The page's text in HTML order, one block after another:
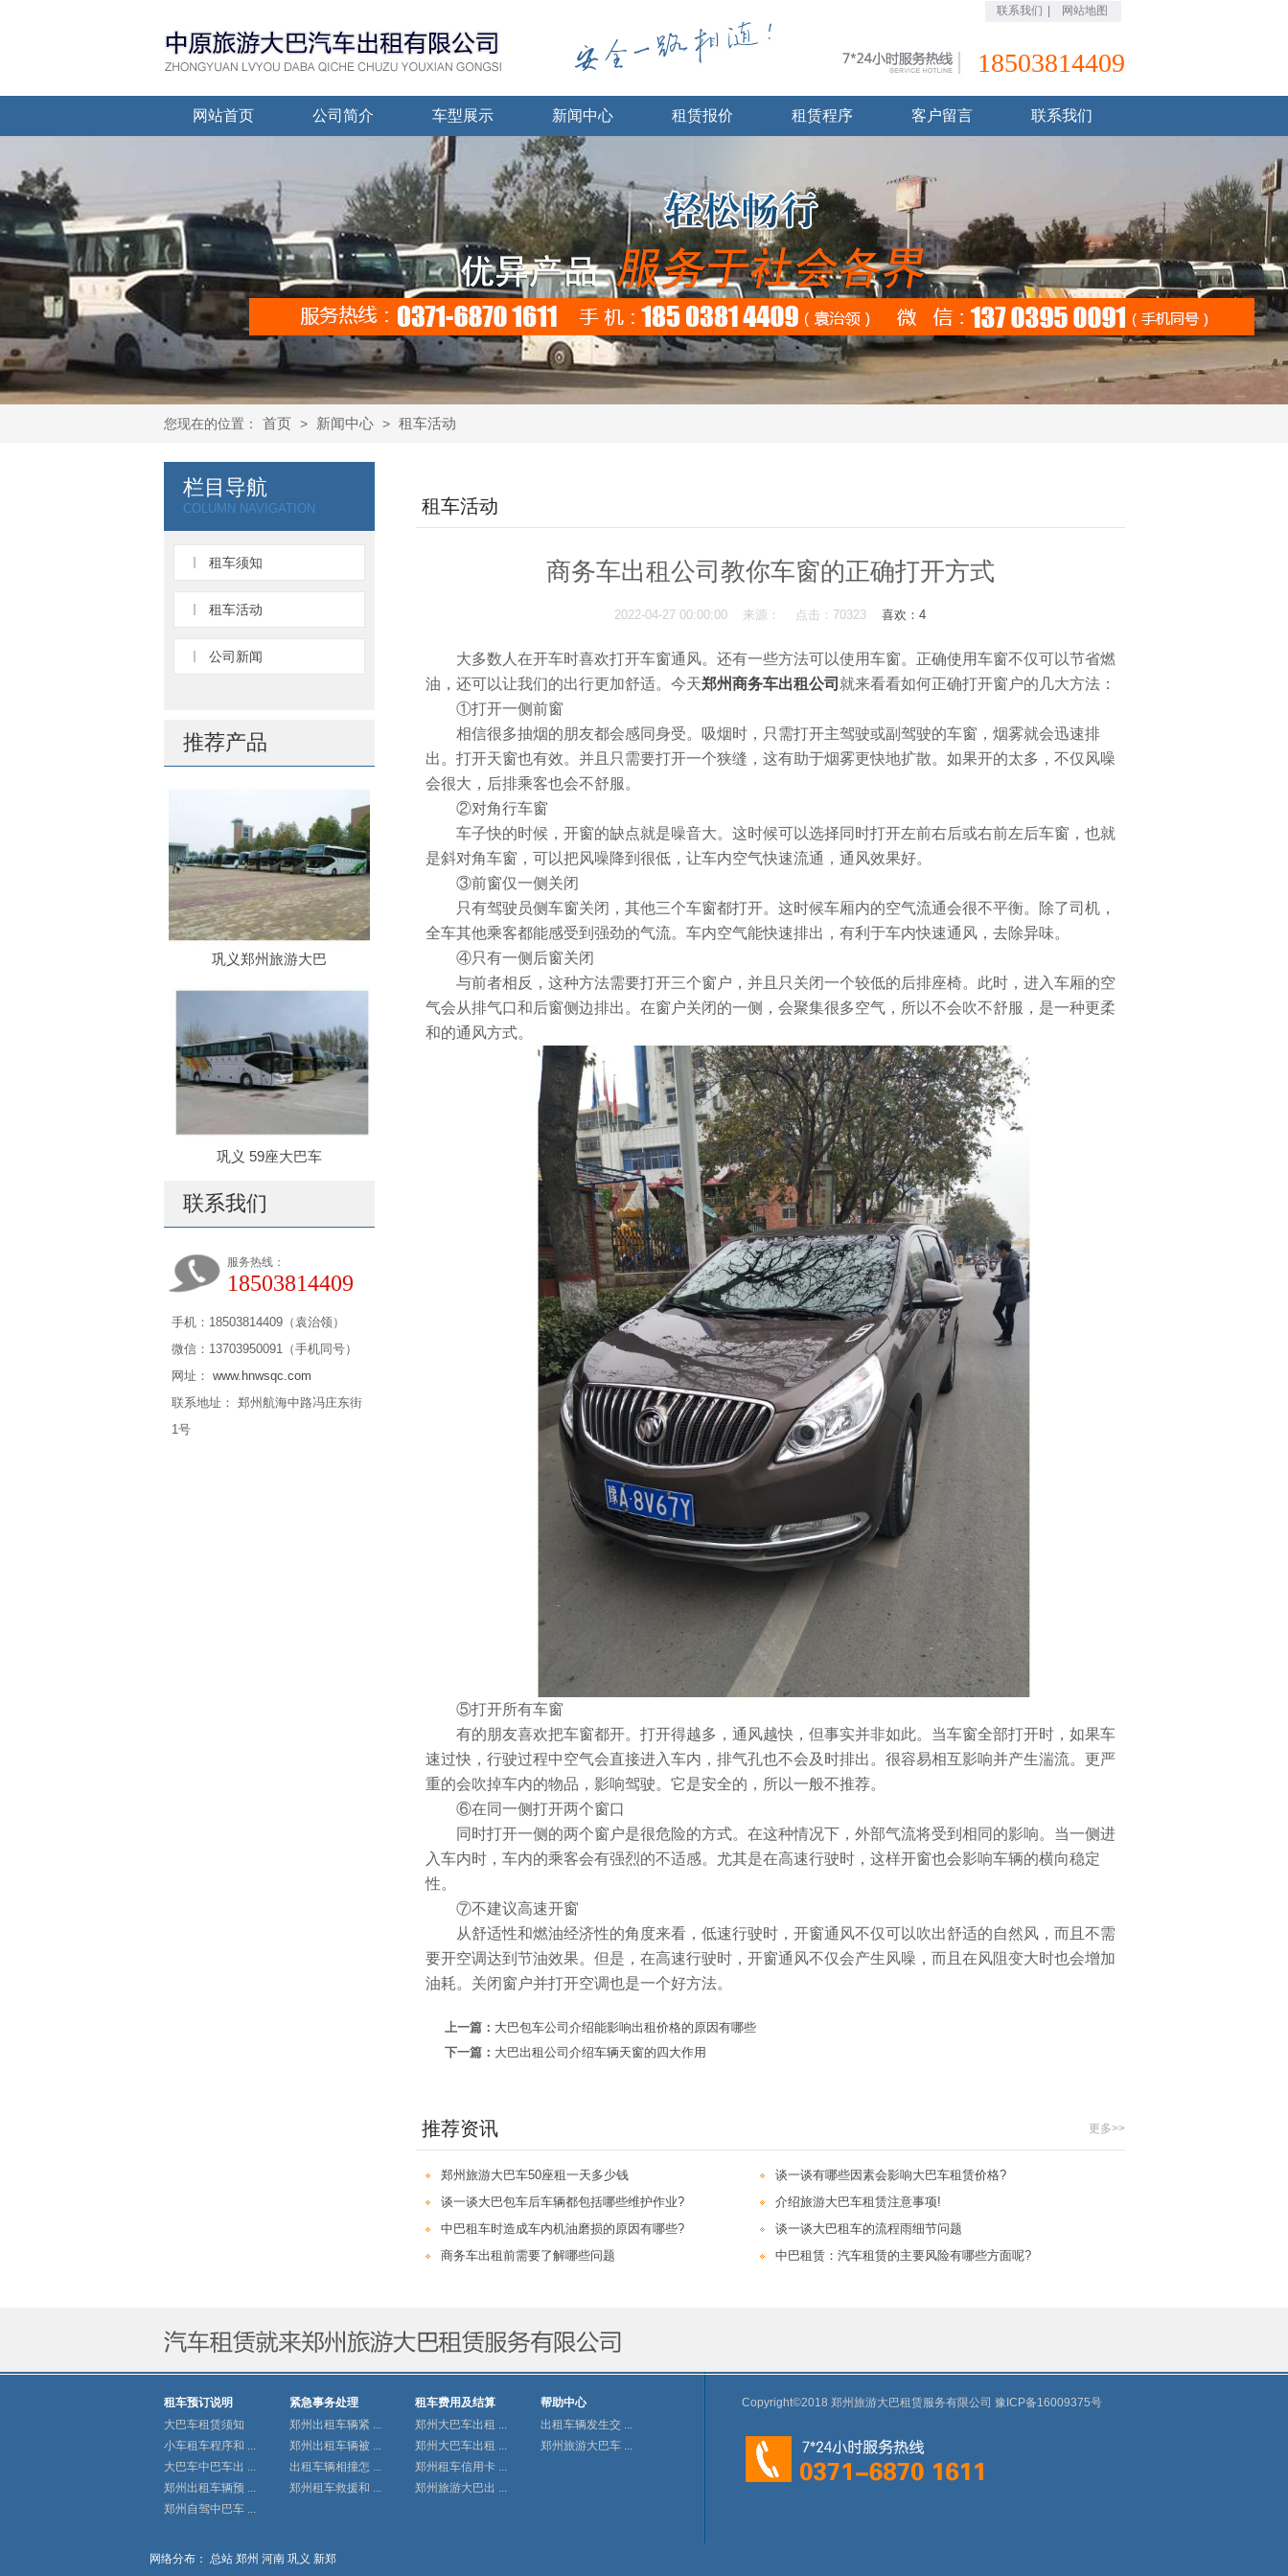
联系我们 网站地图
18503814409
网站首页 公司简介 车型展示 新闻中心 租赁报价 租赁程序 客户留言 联系我们
您现在的位置： 首页 > 新闻中心 > 租车活动
栏目导航
COLUMN NAVIGATION
租车须知
租车活动
公司新闻
推荐产品
巩义郑州旅游大巴
巩义 59座大巴车
联系我们
服务热线：
18503814409
手机：18503814409（袁治领）
微信：13703950091（手机同号）
网址： www.hnwsqc.com
联系地址： 郑州航海中路冯庄东街
1号
租车活动
商务车出租公司教你车窗的正确打开方式
2022-04-27 00:00:00 来源： 点击：70323 喜欢： 4
大多数人在开车时喜欢打开车窗通风。还有一些方法可以使用车窗。正确使用车窗不仅可以节省燃
油，还可以让我们的出行更加舒适。今天郑州商务车出租公司 就来看看如何正确打开窗户的几大方法：
①打开一侧前窗
相信很多抽烟的朋友都会感同身受。吸烟时，只需打开主驾驶或副驾驶的车窗，烟雾就会迅速排
出。打开天窗也有效。并且只需要打开一个狭缝，这有助于烟雾更快地扩散。如果开的太多，不仅风噪
会很大，后排乘客也会不舒服。
②对角行车窗
车子快的时候，开窗的缺点就是噪音大。这时候可以选择同时打开左前右后或右前左后车窗，也就
是斜对角车窗，可以把风噪降到很低，让车内空气快速流通，通风效果好。
③前窗仅一侧关闭
只有驾驶员侧车窗关闭，其他三个车窗都打开。这时候车厢内的空气流通会很不平衡。除了司机，
全车其他乘客都能感受到强劲的气流。车内空气能快速排出，有利于车内快速通风，去除异味。
④只有一侧后窗关闭
与前者相反，这种方法需要打开三个窗户，并且只关闭一个较低的后排座椅。此时，进入车厢的空
气会从排气口和后窗侧边排出。在窗户关闭的一侧，会聚集很多空气，所以不会吹不舒服，是一种更柔
和的通风方式。
⑤打开所有车窗
有的朋友喜欢把车窗都开。打开得越多，通风越快，但事实并非如此。当车窗全部打开时，如果车
速过快，行驶过程中空气会直接进入车内，排气孔也不会及时排出。很容易相互影响并产生湍流。更严
重的会吹掉车内的物品，影响驾驶。它是安全的，所以一般不推荐。
⑥在同一侧打开两个窗口
同时打开一侧的两个窗户是很危险的方式。在这种情况下，外部气流将受到相同的影响。当一侧进
入车内时，车内的乘客会有强烈的不适感。尤其是在高速行驶时，这样开窗也会影响车辆的横向稳定
性。
⑦不建议高速开窗
从舒适性和燃油经济性的角度来看，低速行驶时，开窗通风不仅可以吹出舒适的自然风，而且不需
要开空调达到节油效果。但是，在高速行驶时，开窗通风不仅会产生风噪，而且在风阻变大时也会增加
油耗。关闭窗户并打开空调也是一个好方法。
上一篇： 大巴包车公司介绍能影响出租价格的原因有哪些
下一篇： 大巴出租公司介绍车辆天窗的四大作用
推荐资讯 更多>>
郑州旅游大巴车50座租一天多少钱
谈一谈有哪些因素会影响大巴车租赁价格?
谈一谈大巴包车后车辆都包括哪些维护作业?
介绍旅游大巴车租赁注意事项!
中巴租车时造成车内机油磨损的原因有哪些?
谈一谈大巴租车的流程雨细节问题
商务车出租前需要了解哪些问题
中巴租赁：汽车租赁的主要风险有哪些方面呢?
租车预订说明
大巴车租赁须知
小车租车程序和 ...
大巴车中巴车出 ...
郑州出租车辆预 ...
郑州自驾中巴车 ...
紧急事务处理
郑州出租车辆紧 ...
郑州出租车辆被 ...
出租车辆相撞怎 ...
郑州租车救援和 ...
租车费用及结算
郑州大巴车出租 ...
郑州大巴车出租 ...
郑州租车信用卡 ...
郑州旅游大巴出 ...
帮助中心
出租车辆发生交 ...
郑州旅游大巴车 ...
Copyright©2018 郑州旅游大巴租赁服务有限公司 豫ICP备16009375号
网络分布： 总站 郑州 河南 巩义 新郑